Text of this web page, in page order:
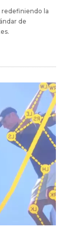
redefiniendo la
de